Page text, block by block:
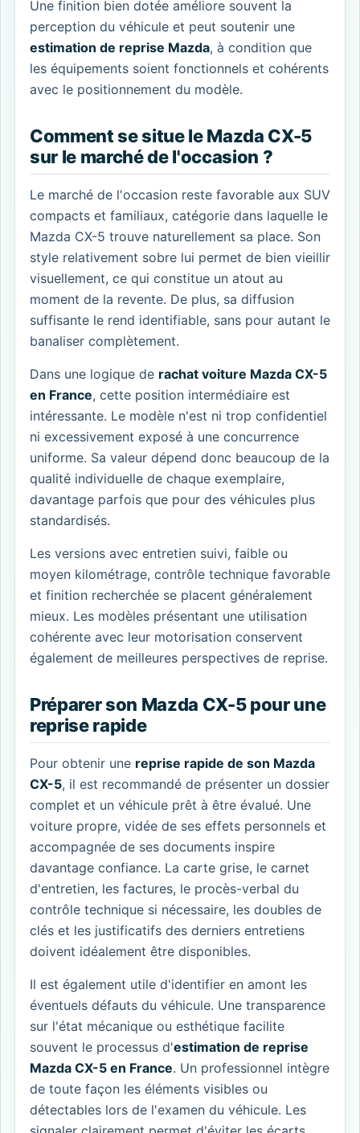
Une finition bien dotée améliore souvent la
perception du véhicule et peut soutenir une
estimation de reprise Mazda, à condition que
les équipements soient fonctionnels et cohérents
avec le positionnement du modèle.
Comment se situe le Mazda CX-5
sur le marché de l'occasion ?
Le marché de l'occasion reste favorable aux SUV
compacts et familiaux, catégorie dans laquelle le
Mazda CX-5 trouve naturellement sa place. Son
style relativement sobre lui permet de bien vieillir
visuellement, ce qui constitue un atout au
moment de la revente. De plus, sa diffusion
suffisante le rend identifiable, sans pour autant le
banaliser complètement.
Dans une logique de rachat voiture Mazda CX-5
en France, cette position intermédiaire est
intéressante. Le modèle n'est ni trop confidentiel
ni excessivement exposé à une concurrence
uniforme. Sa valeur dépend donc beaucoup de la
qualité individuelle de chaque exemplaire,
davantage parfois que pour des véhicules plus
standardisés.
Les versions avec entretien suivi, faible ou
moyen kilométrage, contrôle technique favorable
et finition recherchée se placent généralement
mieux. Les modèles présentant une utilisation
cohérente avec leur motorisation conservent
également de meilleures perspectives de reprise.
Préparer son Mazda CX-5 pour une
reprise rapide
Pour obtenir une reprise rapide de son Mazda
CX-5, il est recommandé de présenter un dossier
complet et un véhicule prêt à être évalué. Une
voiture propre, vidée de ses effets personnels et
accompagnée de ses documents inspire
davantage confiance. La carte grise, le carnet
d'entretien, les factures, le procès-verbal du
contrôle technique si nécessaire, les doubles de
clés et les justificatifs des derniers entretiens
doivent idéalement être disponibles.
Il est également utile d'identifier en amont les
éventuels défauts du véhicule. Une transparence
sur l'état mécanique ou esthétique facilite
souvent le processus d'estimation de reprise
Mazda CX-5 en France. Un professionnel intègre
de toute façon les éléments visibles ou
détectables lors de l'examen du véhicule. Les